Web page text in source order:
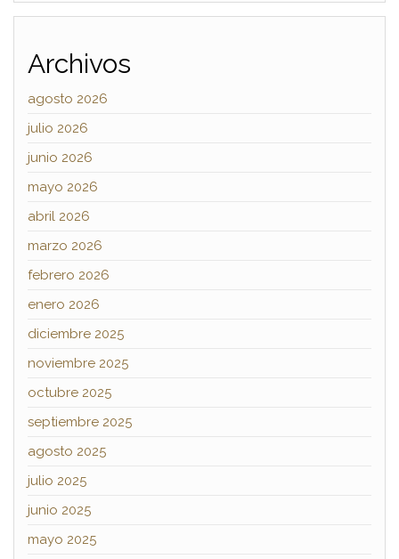
Archivos
agosto 2026
julio 2026
junio 2026
mayo 2026
abril 2026
marzo 2026
febrero 2026
enero 2026
diciembre 2025
noviembre 2025
octubre 2025
septiembre 2025
agosto 2025
julio 2025
junio 2025
mayo 2025